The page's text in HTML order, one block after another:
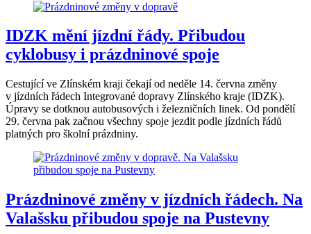
IDZK mění jízdní řády. Přibudou
cyklobusy i prázdninové spoje
Cestující ve Zlínském kraji čekají od neděle 14. června změny
v jízdních řádech Integrované dopravy Zlínského kraje (IDZK).
Úpravy se dotknou autobusových i železničních linek. Od pondělí
29. června pak začnou všechny spoje jezdit podle jízdních řádů
platných pro školní prázdniny.
Prázdninové změny v jízdních řádech. Na
Valašsku přibudou spoje na Pustevny